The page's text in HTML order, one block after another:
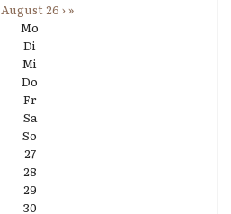
August 26 ›»
Mo
Di
Mi
Do
Fr
Sa
So
27
28
29
30